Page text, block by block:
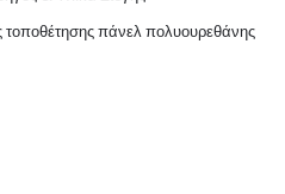
τοποθέτησης πάνελ πολυουρεθάνης